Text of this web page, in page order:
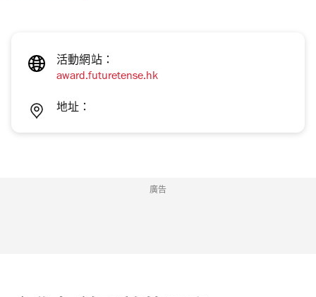
活動網站：
award.futuretense.hk
地址：
廣告